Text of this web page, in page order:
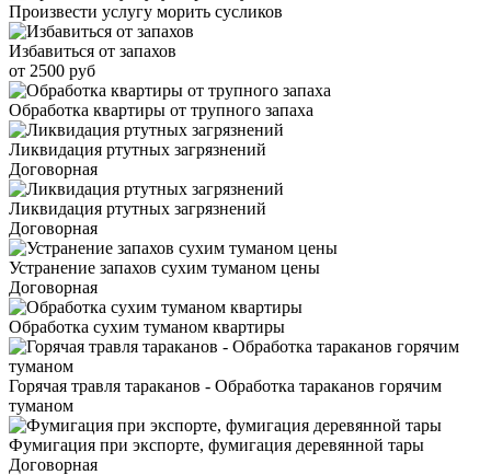
Произвести услугу морить сусликов
Избавиться от запахов
от 2500 руб
Обработка квартиры от трупного запаха
Ликвидация ртутных загрязнений
Договорная
Ликвидация ртутных загрязнений
Договорная
Устранение запахов сухим туманом цены
Договорная
Обработка сухим туманом квартиры
Горячая травля тараканов - Обработка тараканов горячим
туманом
Фумигация при экспорте, фумигация деревянной тары
Договорная